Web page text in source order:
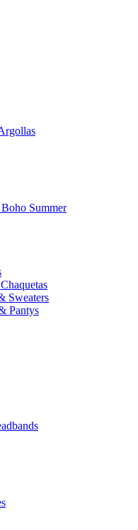
Summer
Sweaters
Pantys